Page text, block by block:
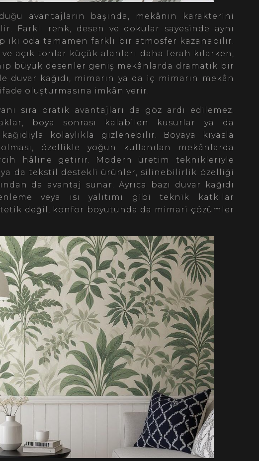
avantajların başında, mekânın karakterini
Farklı renk, desen ve dokular sayesinde aynı
iki oda tamamen farklı bir atmosfer kazanabilir.
açık tonlar küçük alanları daha ferah kılarken,
büyük desenler geniş mekânlarda dramatik bir
duvar kağıdı, mimarın ya da iç mimarın mekân
oluşturmasına imkân verir.
sıra pratik avantajları da göz ardı edilemez.
boya sonrası kalabilen kusurlar ya da
kolaylıkla gizlenebilir. Boyaya kıyasla
özellikle yoğun kullanılan mekânlarda
hâline getirir. Modern üretim teknikleriyle
da tekstil destekli ürünler, silinebilirlik özelliği
da avantaj sunar. Ayrıca bazı duvar kağıdı
veya ısı yalıtımı gibi teknik katkılar
değil, konfor boyutunda da mimari çözümler